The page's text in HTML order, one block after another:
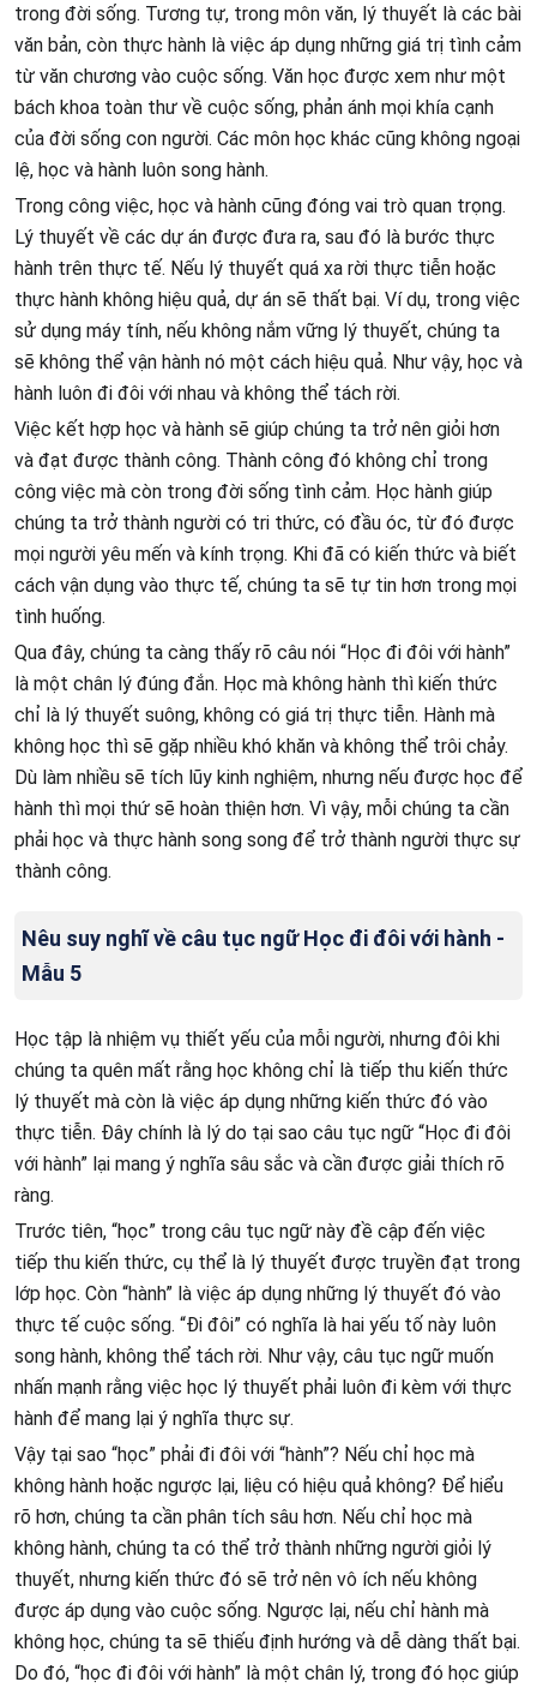
trong đời sống. Tương tự, trong môn văn, lý thuyết là các bài
văn bản, còn thực hành là việc áp dụng những giá trị tình cảm
từ văn chương vào cuộc sống. Văn học được xem như một
bách khoa toàn thư về cuộc sống, phản ánh mọi khía cạnh
của đời sống con người. Các môn học khác cũng không ngoại
lệ, học và hành luôn song hành.
Trong công việc, học và hành cũng đóng vai trò quan trọng.
Lý thuyết về các dự án được đưa ra, sau đó là bước thực
hành trên thực tế. Nếu lý thuyết quá xa rời thực tiễn hoặc
thực hành không hiệu quả, dự án sẽ thất bại. Ví dụ, trong việc
sử dụng máy tính, nếu không nắm vững lý thuyết, chúng ta
sẽ không thể vận hành nó một cách hiệu quả. Như vậy, học và
hành luôn đi đôi với nhau và không thể tách rời.
Việc kết hợp học và hành sẽ giúp chúng ta trở nên giỏi hơn
và đạt được thành công. Thành công đó không chỉ trong
công việc mà còn trong đời sống tình cảm. Học hành giúp
chúng ta trở thành người có tri thức, có đầu óc, từ đó được
mọi người yêu mến và kính trọng. Khi đã có kiến thức và biết
cách vận dụng vào thực tế, chúng ta sẽ tự tin hơn trong mọi
tình huống.
Qua đây, chúng ta càng thấy rõ câu nói “Học đi đôi với hành”
là một chân lý đúng đắn. Học mà không hành thì kiến thức
chỉ là lý thuyết suông, không có giá trị thực tiễn. Hành mà
không học thì sẽ gặp nhiều khó khăn và không thể trôi chảy.
Dù làm nhiều sẽ tích lũy kinh nghiệm, nhưng nếu được học để
hành thì mọi thứ sẽ hoàn thiện hơn. Vì vậy, mỗi chúng ta cần
phải học và thực hành song song để trở thành người thực sự
thành công.
Nêu suy nghĩ về câu tục ngữ Học đi đôi với hành -
Mẫu 5
Học tập là nhiệm vụ thiết yếu của mỗi người, nhưng đôi khi
chúng ta quên mất rằng học không chỉ là tiếp thu kiến thức
lý thuyết mà còn là việc áp dụng những kiến thức đó vào
thực tiễn. Đây chính là lý do tại sao câu tục ngữ “Học đi đôi
với hành” lại mang ý nghĩa sâu sắc và cần được giải thích rõ
ràng.
Trước tiên, “học” trong câu tục ngữ này đề cập đến việc
tiếp thu kiến thức, cụ thể là lý thuyết được truyền đạt trong
lớp học. Còn “hành” là việc áp dụng những lý thuyết đó vào
thực tế cuộc sống. “Đi đôi” có nghĩa là hai yếu tố này luôn
song hành, không thể tách rời. Như vậy, câu tục ngữ muốn
nhấn mạnh rằng việc học lý thuyết phải luôn đi kèm với thực
hành để mang lại ý nghĩa thực sự.
Vậy tại sao “học” phải đi đôi với “hành”? Nếu chỉ học mà
không hành hoặc ngược lại, liệu có hiệu quả không? Để hiểu
rõ hơn, chúng ta cần phân tích sâu hơn. Nếu chỉ học mà
không hành, chúng ta có thể trở thành những người giỏi lý
thuyết, nhưng kiến thức đó sẽ trở nên vô ích nếu không
được áp dụng vào cuộc sống. Ngược lại, nếu chỉ hành mà
không học, chúng ta sẽ thiếu định hướng và dễ dàng thất bại.
Do đó, “học đi đôi với hành” là một chân lý, trong đó học giúp